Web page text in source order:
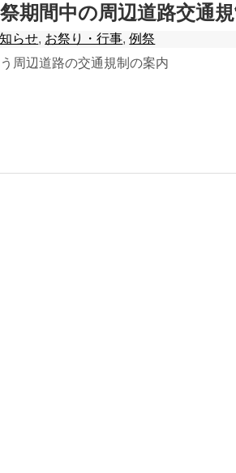
期間中の周辺道路交通
らせ, お祭り・行事,例祭
周辺道路の交通規制の案内